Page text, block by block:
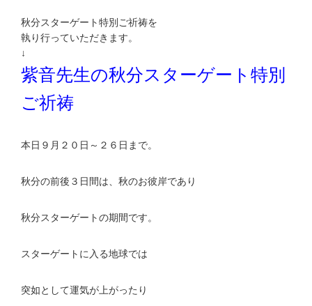
秋分スターゲート特別ご祈祷を
執り行っていただきます。
↓
紫音先生の秋分スターゲート特別
ご祈祷
本日９月２０日～２６日まで。
秋分の前後３日間は、秋のお彼岸であり
秋分スターゲートの期間です。
スターゲートに入る地球では
突如として運気が上がったり